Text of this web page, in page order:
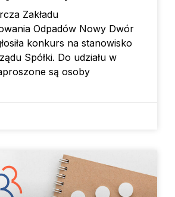
Zakładu
Odpadów Nowy Dwór
konkurs na stanowisko
Spółki. Do udziału w
są osoby